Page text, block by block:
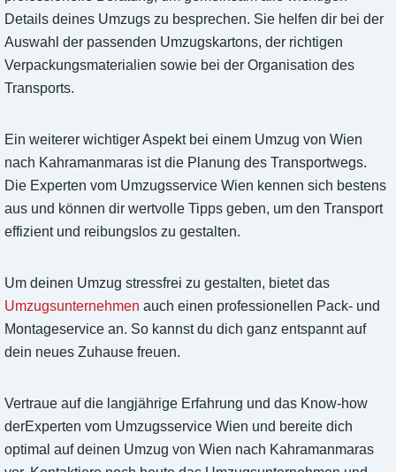
Details deines Umzugs zu besprechen. Sie helfen dir bei der
Auswahl der passenden Umzugskartons, der richtigen
Verpackungsmaterialien sowie bei der Organisation des
Transports.
Ein weiterer wichtiger Aspekt bei einem Umzug von Wien
nach Kahramanmaras ist die Planung des Transportwegs.
Die Experten vom Umzugsservice Wien kennen sich bestens
aus und können dir wertvolle Tipps geben, um den Transport
effizient und reibungslos zu gestalten.
Um deinen Umzug stressfrei zu gestalten, bietet das
Umzugsunternehmen auch einen professionellen Pack- und
Montageservice an. So kannst du dich ganz entspannt auf
dein neues Zuhause freuen.
Vertraue auf die langjährige Erfahrung und das Know-how
derExperten vom Umzugsservice Wien und bereite dich
optimal auf deinen Umzug von Wien nach Kahramanmaras